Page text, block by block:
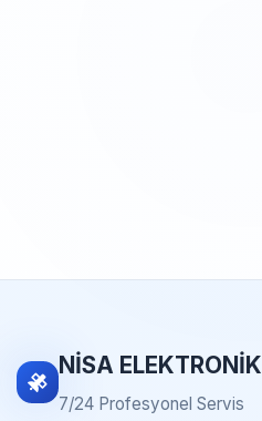
NİSA ELEKTRONİK
7/24 Profesyonel Servis